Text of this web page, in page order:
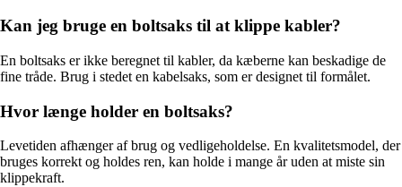
Kan jeg bruge en boltsaks til at klippe kabler?
En boltsaks er ikke beregnet til kabler, da kæberne kan beskadige de
fine tråde. Brug i stedet en kabelsaks, som er designet til formålet.
Hvor længe holder en boltsaks?
Levetiden afhænger af brug og vedligeholdelse. En kvalitetsmodel, der
bruges korrekt og holdes ren, kan holde i mange år uden at miste sin
klippekraft.